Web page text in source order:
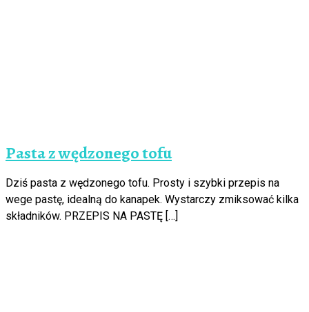
Pasta z wędzonego tofu
Dziś pasta z wędzonego tofu. Prosty i szybki przepis na
wege pastę, idealną do kanapek. Wystarczy zmiksować kilka
składników. PRZEPIS NA PASTĘ […]